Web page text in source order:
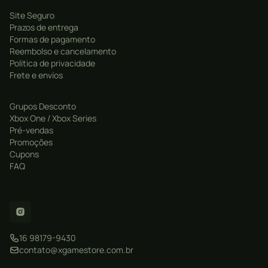
Site Seguro
Prazos de entrega
Formas de pagamento
Reembolso e cancelamento
Politica de privacidade
Frete e envíos
Grupos Desconto
Xbox One / Xbox Series
Pré-vendas
Promoções
Cupons
FAQ
16 98179-9430
contato@xgamestore.com.br